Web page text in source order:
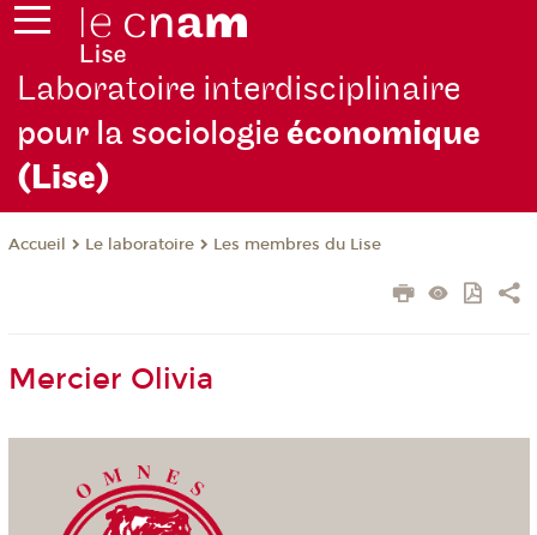
Laboratoire interdisciplinaire
pour la sociologieéconomique
(Lise)
Accueil Le laboratoire Les membres du Lise
Mercier Olivia